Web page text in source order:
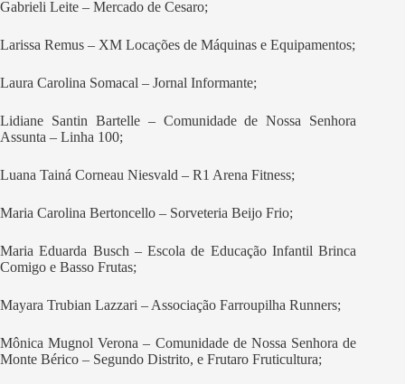
Gabrieli Leite – Mercado de Cesaro;
Larissa Remus – XM Locações de Máquinas e Equipamentos;
Laura Carolina Somacal – Jornal Informante;
Lidiane Santin Bartelle – Comunidade de Nossa Senhora
Assunta – Linha 100;
Luana Tainá Corneau Niesvald – R1 Arena Fitness;
Maria Carolina Bertoncello – Sorveteria Beijo Frio;
Maria Eduarda Busch – Escola de Educação Infantil Brinca
Comigo e Basso Frutas;
Mayara Trubian Lazzari – Associação Farroupilha Runners;
Mônica Mugnol Verona – Comunidade de Nossa Senhora de
Monte Bérico – Segundo Distrito, e Frutaro Fruticultura;